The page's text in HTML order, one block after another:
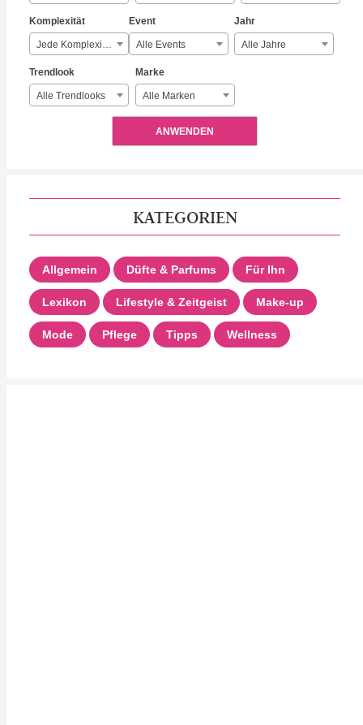
Komplexität
Jede Komplexität
Event
Alle Events
Jahr
Alle Jahre
Trendlook
Alle Trendlooks
Marke
Alle Marken
ANWENDEN
KATEGORIEN
Allgemein Düfte & Parfums Für Ihn
Lexikon Lifestyle & Zeitgeist Make-up
Mode Pflege Tipps Wellness